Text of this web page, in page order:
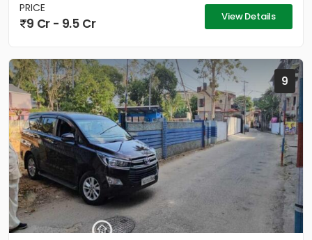
PRICE
9 Cr - 9.5 Cr View Details
9